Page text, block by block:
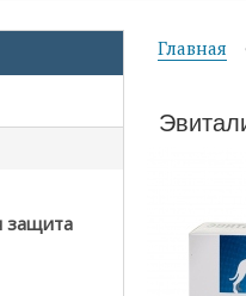
защита
Вы здесь
Главная